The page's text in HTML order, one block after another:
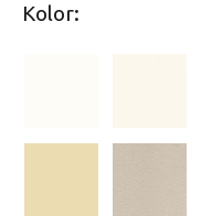
Kolor: